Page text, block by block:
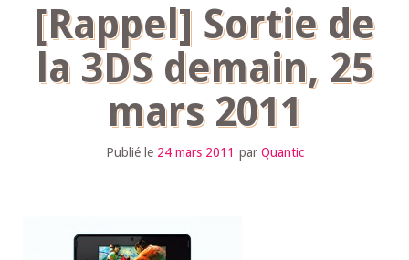
[Rappel] Sortie de
la 3DS demain, 25
mars 2011
Publié le 24 mars 2011 par Quantic